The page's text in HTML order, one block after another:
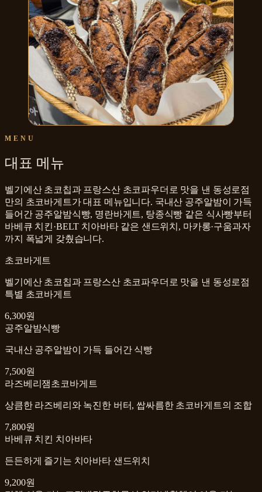
MENU
대표 메뉴
벨기에산 초코칩과 프랑스산 초코파우더로 맛을 낸 동성로점
만의 초코바게트가 대표 메뉴입니다. 국내산 공주알밤이 가득
들어간 공주알밤식빵, 명란바게트, 탕종식빵 같은 식사빵부터
바베큐 치킨·BELT 치아바타 같은 샌드위치, 마카롱·구움과자
까지 폭넓게 갖췄습니다.
초코바게트
벨기에산 초코칩과 프랑스산 초코파우더로 맛을 낸 동성로점
특별 초코바게트
6,300원
공주알밤식빵
국내산 공주알밤이 가득 들어간 식빵
7,500원
라즈베리잼초코바게트
상큼한 라즈베리와 녹진한 버터, 쌉싸름한 초코바게트의 조합
7,800원
바베큐 치킨 치아바타
든든하게 즐기는 치아바타 샌드위치
9,200원